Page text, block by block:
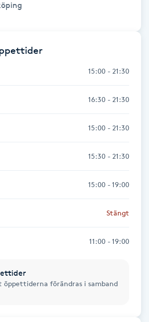
15:00 - 21:30
16:30 - 21:30
15:00 - 21:30
15:30 - 21:30
15:00 - 19:00
Stängt
11:00 - 19:00
öppettiderna förändras i samband